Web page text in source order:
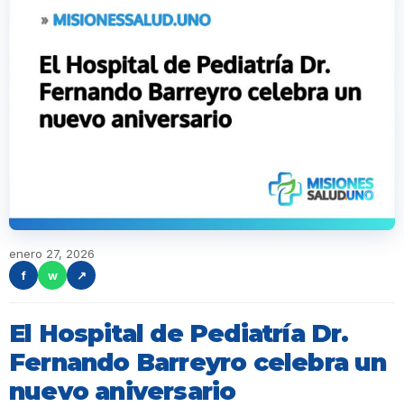
enero 27, 2026
f
w ↗
El Hospital de Pediatría Dr.
Fernando Barreyro celebra un
nuevo aniversario